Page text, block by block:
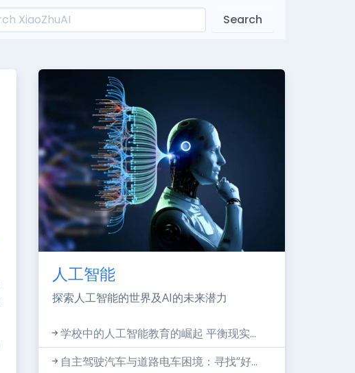
Search
人工智能
探索人工智能的世界及AI的未来潜力
学校中的人工智能教育的崛起 平衡现实...
自主驾驶汽车与道路电车困境：寻找“好...